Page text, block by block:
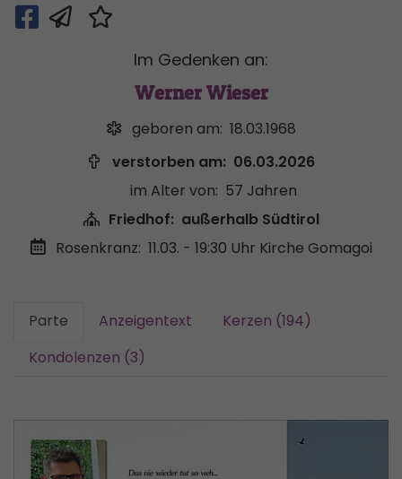
Im Gedenken an:
Werner Wieser
geboren am: 18.03.1968
verstorben am: 06.03.2026
im Alter von: 57 Jahren
Friedhof: außerhalb Südtirol
Rosenkranz: 11.03. - 19:30 Uhr Kirche Gomagoi
Parte Anzeigentext
Kerzen (194)
Kondolenzen (3)